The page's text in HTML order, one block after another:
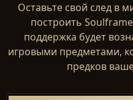
Оставьте свой след в
построить
поддержка будет
игровыми предметами,
предков